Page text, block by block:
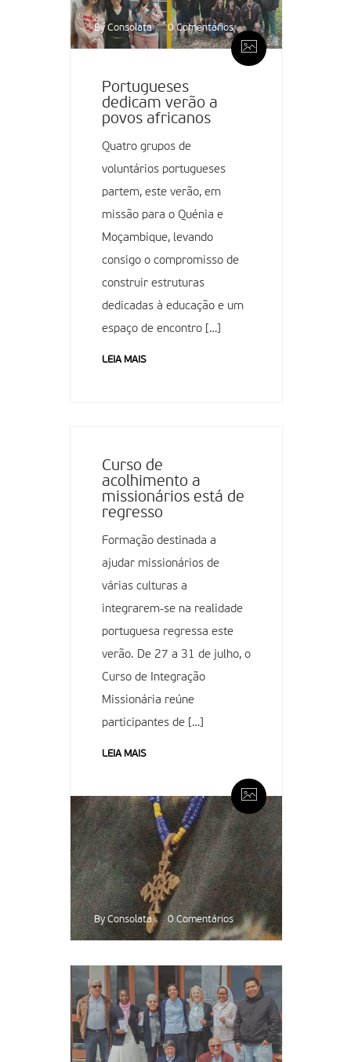
By Consolata 0 Comentários
Portugueses
dedicam verão a
povos africanos
Quatro grupos de
voluntários portugueses
partem, este verão, em
missão para o Quénia e
Moçambique, levando
consigo o compromisso de
construir estruturas
dedicadas à educação e um
espaço de encontro […]
LEIA MAIS
Curso de
acolhimento a
missionários está de
regresso
Formação destinada a
ajudar missionários de
várias culturas a
integrarem‑se na realidade
portuguesa regressa este
verão. De 27 a 31 de julho, o
Curso de Integração
Missionária reúne
participantes de […]
LEIA MAIS
By Consolata 0 Comentários